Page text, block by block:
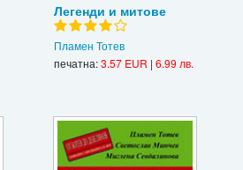
Легенди и митове
Пламен Тотев
печатна:3.57 EUR | 6.99 лв.